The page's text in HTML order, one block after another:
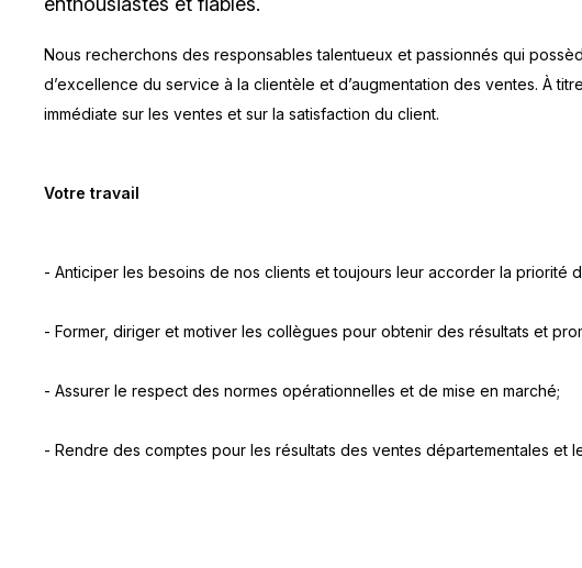
Nous recherchons des responsables talentueux et passionnés qui
d’excellence du service à la clientèle et d’augmentation des ventes. À
immédiate sur les ventes et sur la satisfaction du client.
Votre travail
- Anticiper les besoins de nos clients et toujours leur accorder la priorité
- Former, diriger et motiver les collègues pour obtenir des résultats et
- Assurer le respect des normes opérationnelles et de mise en marché;
- Rendre des comptes pour les résultats des ventes départementales et